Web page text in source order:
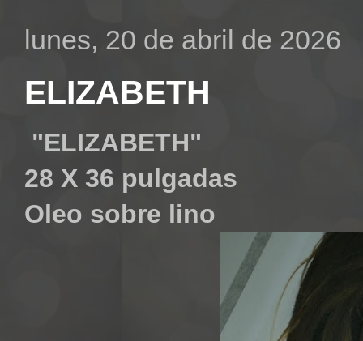
lunes, 20 de abril de 2026
ELIZABETH
"ELIZABETH"
28 X 36 pulgadas
Oleo sobre lino